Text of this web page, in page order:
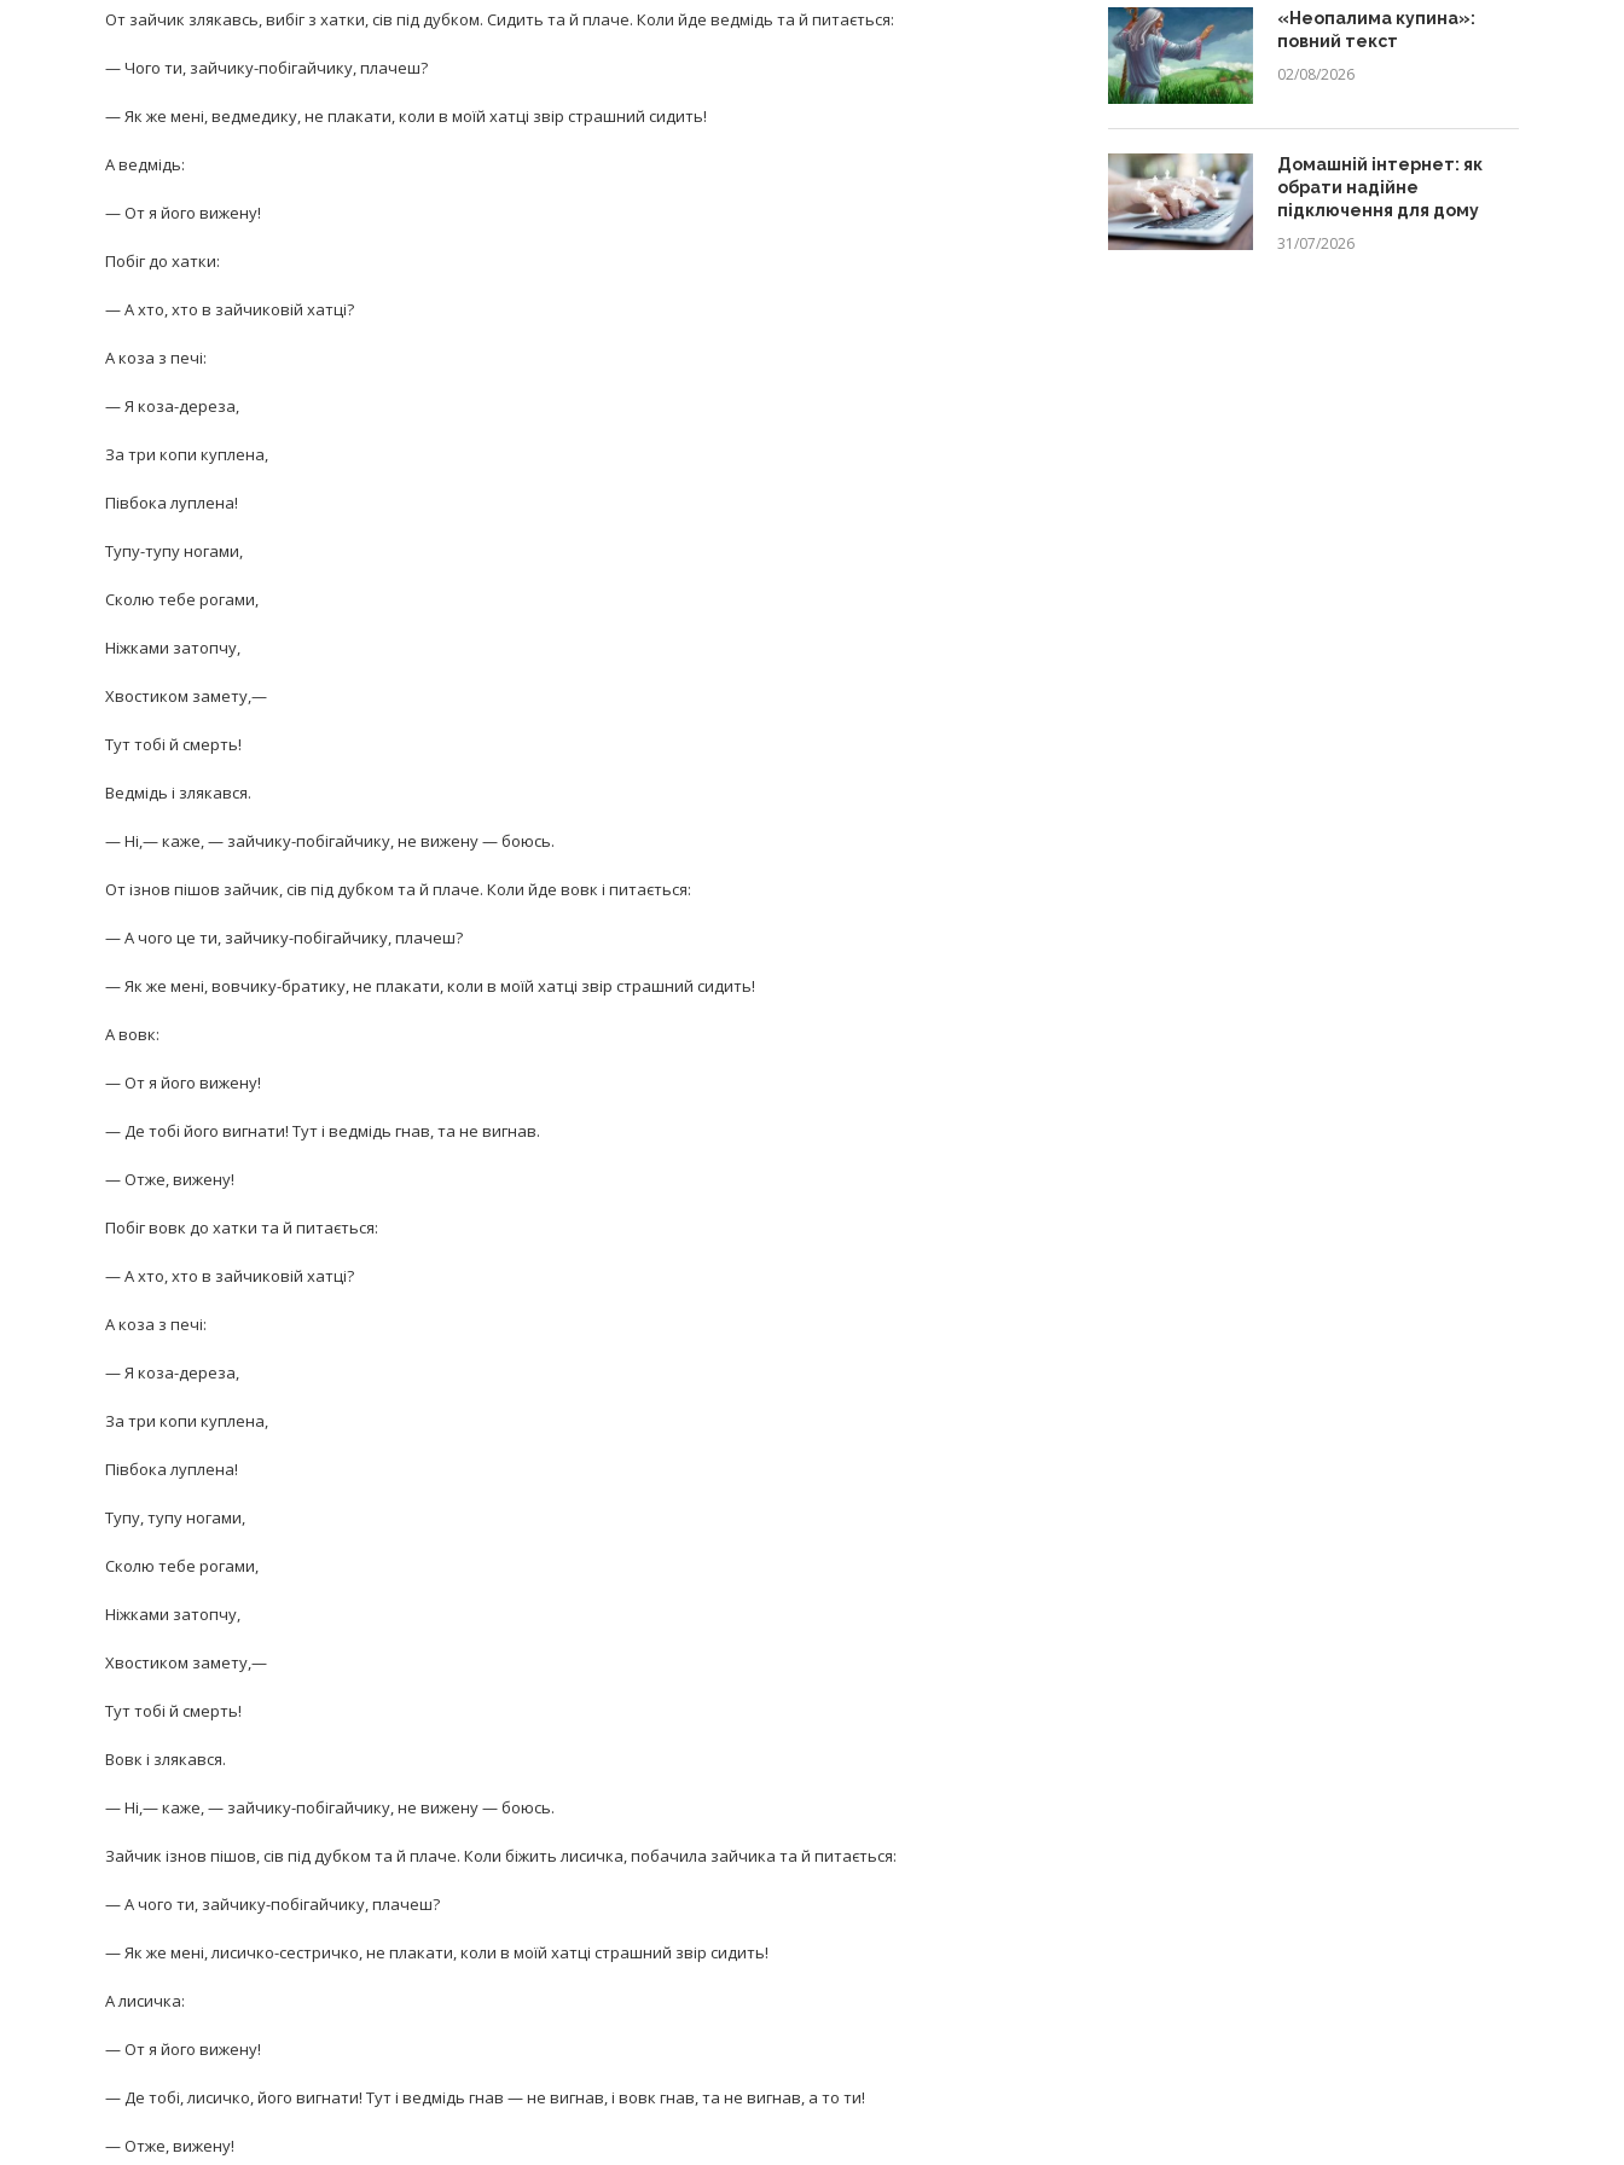
От зайчик злякавсь, вибіг з хатки, сів під дубком. Сидить та й плаче. Коли йде ведмідь та й питається:
— Чого ти, зайчику-побігайчику, плачеш?
— Як же мені, ведмедику, не плакати, коли в моїй хатці звір страшний сидить!
А ведмідь:
— От я його вижену!
Побіг до хатки:
— А хто, хто в зайчиковій хатці?
А коза з печі:
— Я коза-дереза,
За три копи куплена,
Півбока луплена!
Тупу-тупу ногами,
Сколю тебе рогами,
Ніжками затопчу,
Хвостиком замету,—
Тут тобі й смерть!
Ведмідь і злякався.
— Ні,— каже, — зайчику-побігайчику, не вижену — боюсь.
От ізнов пішов зайчик, сів під дубком та й плаче. Коли йде вовк і питається:
— А чого це ти, зайчику-побігайчику, плачеш?
— Як же мені, вовчику-братику, не плакати, коли в моїй хатці звір страшний сидить!
А вовк:
— От я його вижену!
— Де тобі його вигнати! Тут і ведмідь гнав, та не вигнав.
— Отже, вижену!
Побіг вовк до хатки та й питається:
— А хто, хто в зайчиковій хатці?
А коза з печі:
— Я коза-дереза,
За три копи куплена,
Півбока луплена!
Тупу, тупу ногами,
Сколю тебе рогами,
Ніжками затопчу,
Хвостиком замету,—
Тут тобі й смерть!
Вовк і злякався.
— Ні,— каже, — зайчику-побігайчику, не вижену — боюсь.
Зайчик ізнов пішов, сів під дубком та й плаче. Коли біжить лисичка, побачила зайчика та й питається:
— А чого ти, зайчику-побігайчику, плачеш?
— Як же мені, лисичко-сестричко, не плакати, коли в моїй хатці страшний звір сидить!
А лисичка:
— От я його вижену!
— Де тобі, лисичко, його вигнати! Тут і ведмідь гнав — не вигнав, і вовк гнав, та не вигнав, а то ти!
— Отже, вижену!
«Неопалима купина»:
повний текст
02/08/2026
Домашній інтернет: як
обрати надійне
підключення для дому
31/07/2026